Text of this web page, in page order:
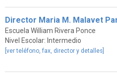
Director Maria M. Malavet
Escuela William Rivera Ponce
Nivel Escolar: Intermedio
[ver teléfono, fax, director y detalles]